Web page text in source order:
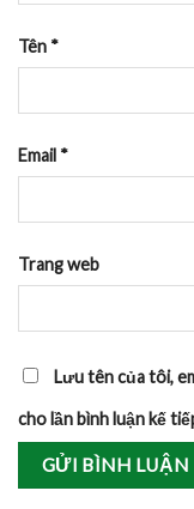
Tên *
Email *
Trang web
Lưu tên của tôi,
cho lần bình luận kế